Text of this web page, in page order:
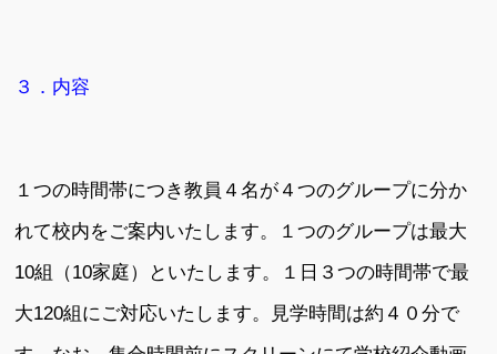
３．内容
１つの時間帯につき教員４名が４つのグループに分か
れて校内をご案内いたします。１つのグループは最大
10組（10家庭）といたします。１日３つの時間帯で最
大120組にご対応いたします。見学時間は約４０分で